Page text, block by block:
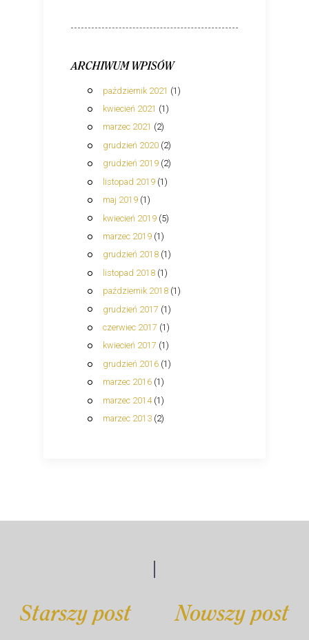
ARCHIWUM WPISÓW
październik 2021 (1)
kwiecień 2021 (1)
marzec 2021 (2)
grudzień 2020 (2)
grudzień 2019 (2)
listopad 2019 (1)
maj 2019 (1)
kwiecień 2019 (5)
marzec 2019 (1)
grudzień 2018 (1)
listopad 2018 (1)
październik 2018 (1)
grudzień 2017 (1)
czerwiec 2017 (1)
kwiecień 2017 (1)
grudzień 2016 (1)
marzec 2016 (1)
marzec 2014(1)
marzec 2013 (2)
Starszy post Nowszy post